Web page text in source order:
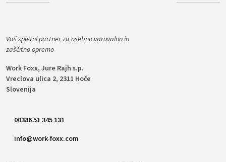
Vaš spletni partner za osebno varovalno in
zaščitno opremo
Work Foxx, Jure Rajh s.p.
Vreclova ulica 2, 2311 Hoče
Slovenija
00386 51 345 131
info@work-foxx.com